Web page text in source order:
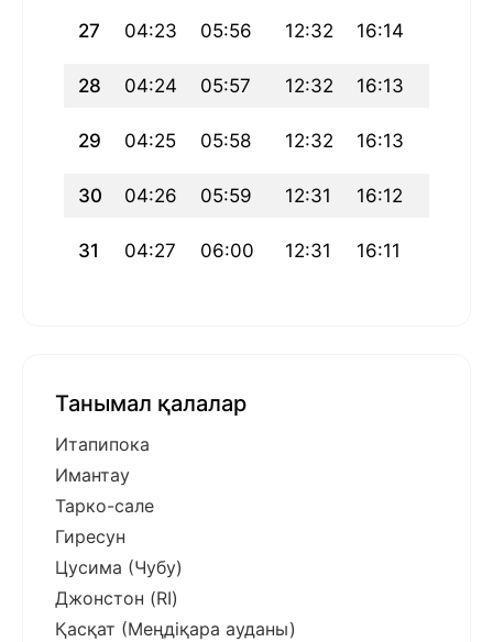
27 04:23 05:56 12:32 16:14
28 04:24 05:57 12:32 16:13
29 04:25 05:58 12:32 16:13
30 04:26 05:59 12:31 16:12
31 04:27 06:00 12:31 16:11
Танымал қалалар
Итапипока
Имантау
Тарко-сале
Гиресун
Цусима (Чубу)
Джонстон (RI)
Қасқат (Меңдіқара ауданы)